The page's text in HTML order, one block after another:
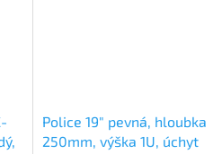
Police 19" pevná, hloubka
250mm, výška 1U, úchyt